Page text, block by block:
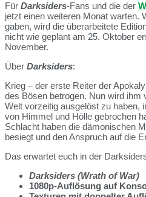
Für Darksiders-Fans und die der
jetzt einen weiteren Monat warten.
gaben, wird die überarbeitete
nicht wie geplant am 25. Oktober
November.
Über Darksiders:
Krieg – der erste Reiter der
des Bösen betrogen. Nun wird ihm
Welt vorzeitig ausgelöst zu haben,
von Himmel und Hölle gebrochen
Schlacht haben die dämonischen
besiegt und den Anspruch auf die
Das erwartet euch in der
Darksiders (Wrath of War)
1080p-Auflösung auf